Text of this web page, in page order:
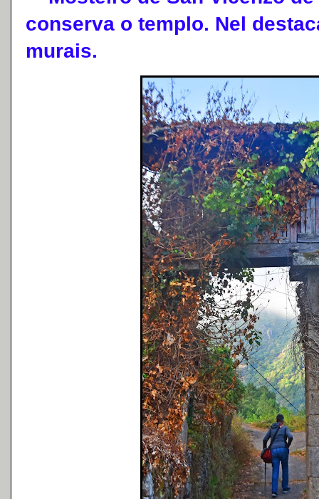
conserva o templo. Nel
murais.